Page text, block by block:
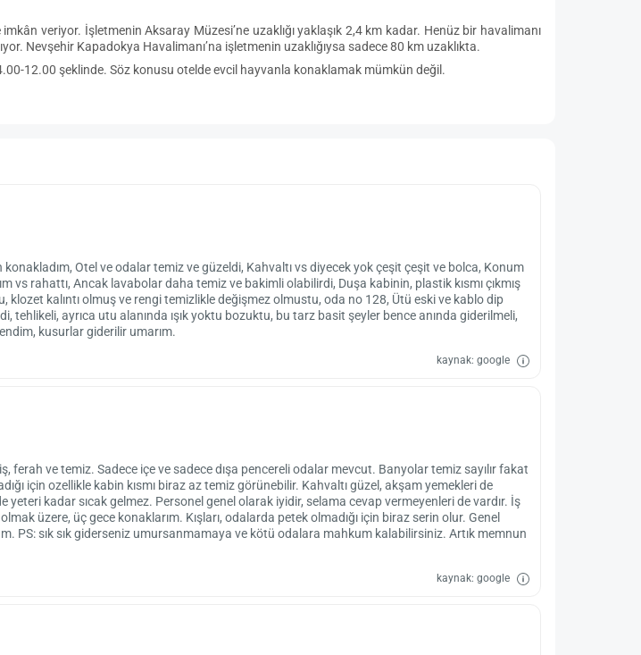
veriyor. İşletmenin Aksaray Müzesi’ne uzaklığı yaklaşık 2,4 km kadar. Henüz bir havalimanı
Nevşehir Kapadokya Havalimanı’na işletmenin uzaklığıysa sadece 80 km uzaklıkta.
12.00 şeklinde. Söz konusu otelde evcil hayvanla konaklamak mümkün değil.
Otel ve odalar temiz ve güzeldi, Kahvaltı vs diyecek yok çeşit çeşit ve bolca, Konum
vs rahattı, Ancak lavabolar daha temiz ve bakimli olabilirdi, Duşa kabinin, plastik kısmı çıkmış
klozet kalıntı olmuş ve rengi temizlikle değişmez olmustu, oda no 128, Ütü eski ve kablo dip
tehlikeli, ayrıca utu alanında ışık yoktu bozuktu, bu tarz basit şeyler bence anında giderilmeli,
kusurlar giderilir umarım.
kaynak: google
ferah ve temiz. Sadece içe ve sadece dışa pencereli odalar mevcut. Banyolar temiz sayılır fakat
için ozellikle kabin kısmı biraz az temiz görünebilir. Kahvaltı güzel, akşam yemekleri de
yeteri kadar sıcak gelmez. Personel genel olarak iyidir, selama cevap vermeyenleri de vardır. İş
üzere, üç gece konaklarım. Kışları, odalarda petek olmadığı için biraz serin olur. Genel
PS: sık sık giderseniz umursanmamaya ve kötü odalara mahkum kalabilirsiniz. Artık memnun
kaynak: google